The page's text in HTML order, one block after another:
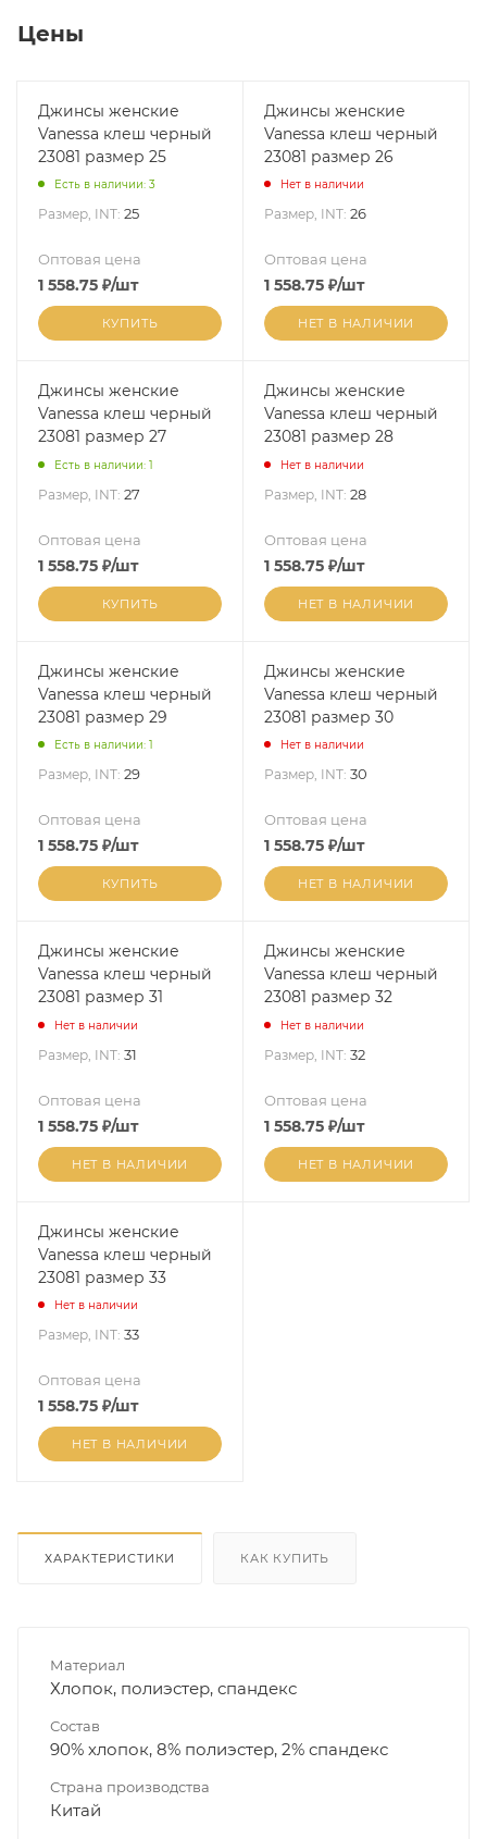
Цены
Джинсы женские
Vanessa клеш черный
23081 размер 25
Есть в наличии: 3
Размер, INT: 25
Оптовая цена
1 558.75 ₽/шт
КУПИТЬ
Джинсы женские
Vanessa клеш черный
23081 размер 26
Нет в наличии
Размер, INT: 26
Оптовая цена
1 558.75 ₽/шт
НЕТ В НАЛИЧИИ
Джинсы женские
Vanessa клеш черный
23081 размер 27
Есть в наличии: 1
Размер, INT: 27
Оптовая цена
1 558.75 ₽/шт
КУПИТЬ
Джинсы женские
Vanessa клеш черный
23081 размер 28
Нет в наличии
Размер, INT: 28
Оптовая цена
1 558.75 ₽/шт
НЕТ В НАЛИЧИИ
Джинсы женские
Vanessa клеш черный
23081 размер 29
Есть в наличии: 1
Размер, INT: 29
Оптовая цена
1 558.75 ₽/шт
КУПИТЬ
Джинсы женские
Vanessa клеш черный
23081 размер 30
Нет в наличии
Размер, INT: 30
Оптовая цена
1 558.75 ₽/шт
НЕТ В НАЛИЧИИ
Джинсы женские
Vanessa клеш черный
23081 размер 31
Нет в наличии
Размер, INT: 31
Оптовая цена
1 558.75 ₽/шт
НЕТ В НАЛИЧИИ
Джинсы женские
Vanessa клеш черный
23081 размер 32
Нет в наличии
Размер, INT: 32
Оптовая цена
1 558.75 ₽/шт
НЕТ В НАЛИЧИИ
Джинсы женские
Vanessa клеш черный
23081 размер 33
Нет в наличии
Размер, INT: 33
Оптовая цена
1 558.75 ₽/шт
НЕТ В НАЛИЧИИ
ХАРАКТЕРИСТИКИ КАК КУПИТЬ
Материал
Хлопок, полиэстер, спандекс
Состав
90% хлопок, 8% полиэстер, 2% спандекс
Страна производства
Китай